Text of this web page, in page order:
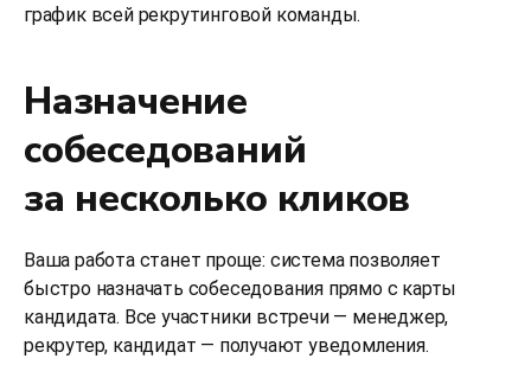
график всей рекрутинговой команды.
Назначение
собеседований
за несколько кликов
Ваша работа станет проще: система позволяет
быстро назначать собеседования прямо с карты
кандидата. Все участники встречи — менеджер,
рекрутер, кандидат — получают уведомления.